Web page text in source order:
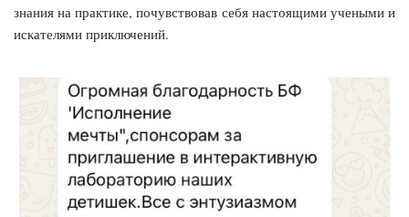
знания на практике, почувствовав себя настоящими учеными и
искателями приключений.